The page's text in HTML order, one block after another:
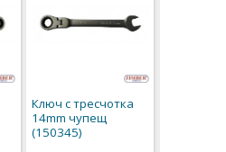
Ключ с тресчотка
14mm чупещ
(150345)